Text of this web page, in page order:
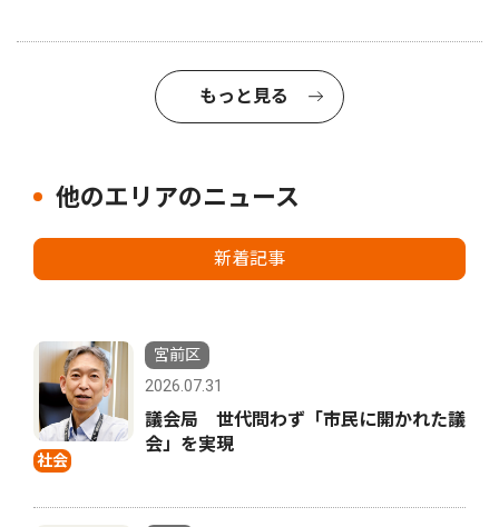
もっと見る
他のエリアのニュース
新着記事
社会
宮前区
2026.07.31
議会局 世代問わず「市民に開かれた議
会」を実現